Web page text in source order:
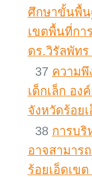
ศึกษาขั้นพื้น
เขตพื้นที่กา
ดร.วิรัลพัท
37 ความ
เด็กเล็ก อง
จังหวัดร้อย
38 การบริ
อาจสามาร
ร้อยเอ็ดเข